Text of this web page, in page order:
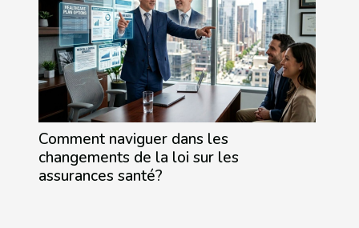
Comment naviguer dans les
changements de la loi sur les
assurances santé?